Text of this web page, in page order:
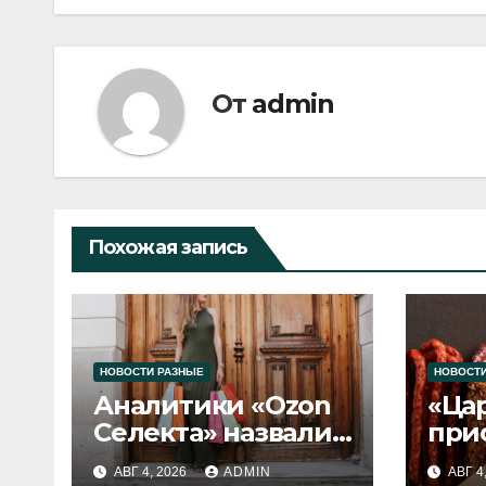
записям
От admin
Похожая запись
НОВОСТИ РАЗНЫЕ
Аналитики «Ozon
Селекта» назвали
fashion-тренды
АВГ 4, 2026 ADMIN АВГ